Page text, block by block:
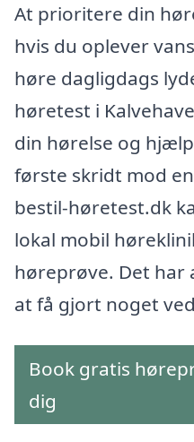
At prioritere din
hvis du oplever
høre dagligdags
høretest i
din hørelse og
første skridt mod
bestil-høretest.dk
lokal mobil
høreprøve. Det
at få gjort noget
Book gratis
dig